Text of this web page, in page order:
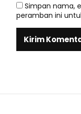
Simpan nama,
peramban ini